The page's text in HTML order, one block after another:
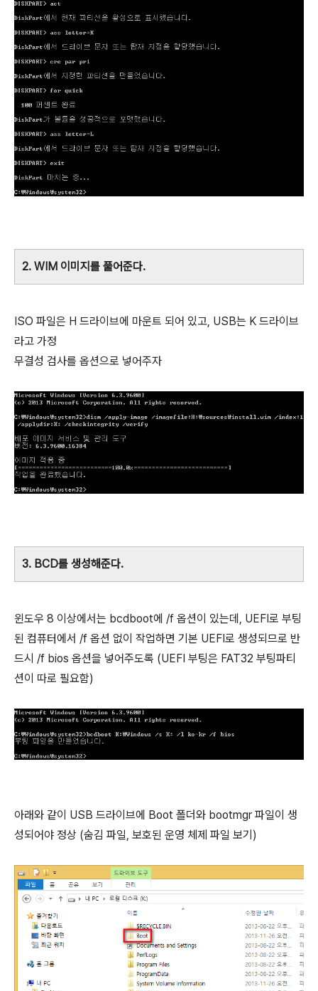
2. WIM 이미지를 풀어준다.
ISO 파일은 H 드라이브에 마운트 되어 있고, USB는 K 드라이브
라고 가정
무결성 검사를 옵션으로 넣어주자
3. BCD를 생성해준다.
윈도우 8 이상에서는 bcdboot에 /f 옵션이 있는데, UEFI로 부팅
된 컴퓨터에서 /f 옵션 없이 작업하면 기본 UEFI로 생성되므로 반
드시 /f bios 옵션을 넣어주도록 (UEFI 부팅은 FAT32 부팅파티
션이 따로 필요함)
아래와 같이 USB 드라이브에 Boot 폴더와 bootmgr 파일이 생
성되어야 정상 (숨김 파일, 보호된 운영 체제 파일 보기)